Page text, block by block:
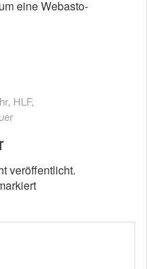
eine Webasto-
, HLF,
veröffentlicht.